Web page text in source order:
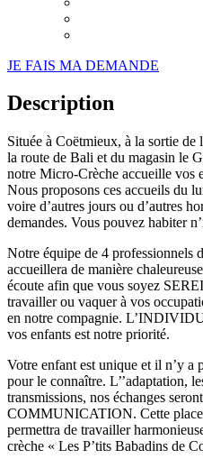
JE FAIS MA DEMANDE
Description
Située à Coëtmieux, à la sortie
la route de Bali et du magasin le
notre Micro-Crèche accueille vos
Nous proposons ces accueils du
voire d’autres jours ou d’autres
demandes. Vous pouvez habiter
Notre équipe de 4 professionnels
accueillera de manière
écoute afin que vous soyez
travailler ou vaquer à vos
en notre compagnie.
vos enfants est notre priorité.
Votre enfant est unique et il n’y a
pour le connaître. L’’adaptation,
transmissions, nos échanges
COMMUNICATION. Cette place
permettra de travailler
crèche « Les P’tits Babadins de